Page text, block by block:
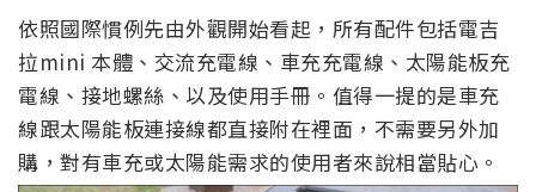
依照國際慣例先由外觀開始看起，所有配件包括電吉
拉mini 本體、交流充電線、車充充電線、太陽能板充
電線、接地螺絲、以及使用手冊。值得一提的是車充
線跟太陽能板連接線都直接附在裡面，不需要另外加
購，對有車充或太陽能需求的使用者來說相當貼心。